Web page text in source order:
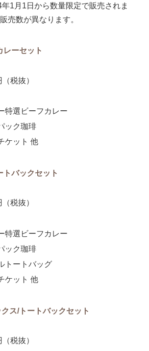
1月1日から数量限定で販売されま
売数が異なります。
レーセット
税抜）
特選ビーフカレー
ック珈琲
ケット 他
トバックセット
税抜）
特選ビーフカレー
ック珈琲
トートバッグ
ケット 他
ス/トートバックセット
税抜）